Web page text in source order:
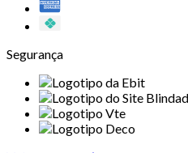
Segurança